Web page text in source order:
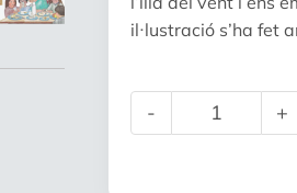
il·lustració s’ha fet
quantitat